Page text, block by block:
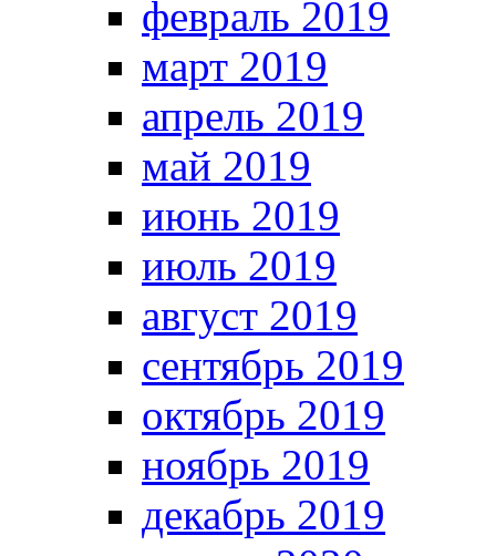
февраль 2019
март 2019
апрель 2019
май 2019
июнь 2019
июль 2019
август 2019
сентябрь 2019
октябрь 2019
ноябрь 2019
декабрь 2019